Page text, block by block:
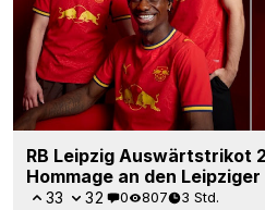
RB Leipzig Auswärtstrikot
Hommage an den
33 32 0 807 3 Std.